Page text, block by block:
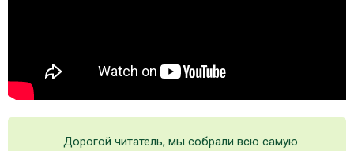
Дорогой читатель, мы собрали всю самую